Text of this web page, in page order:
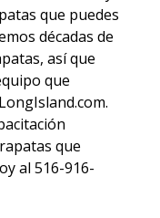
que puedes
décadas de
así que
que
que
al 516-916-